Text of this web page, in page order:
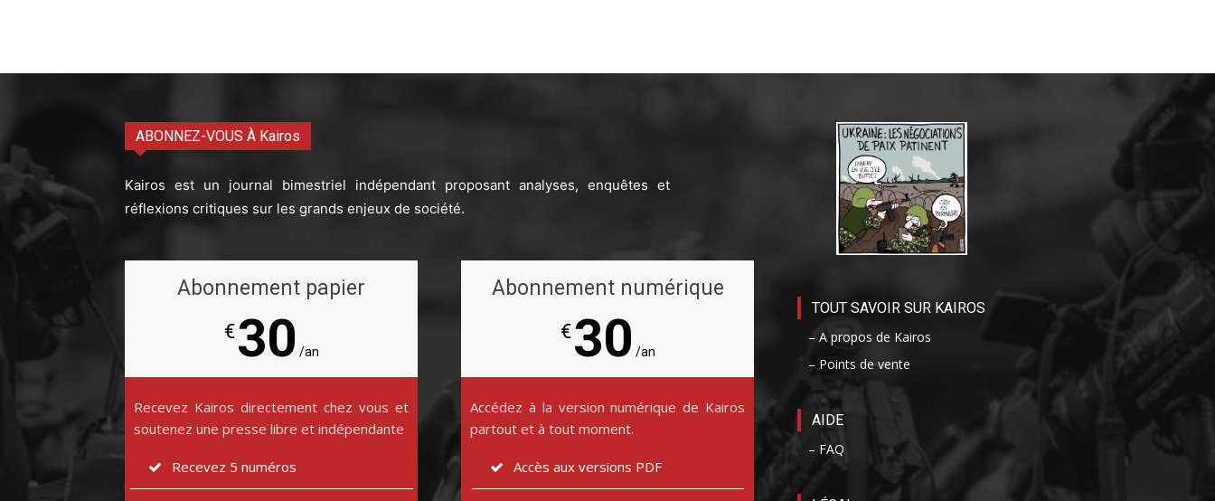
ABONNEZ-VOUS À Kairos
Kairos est un journal bimestriel indépendant proposant analyses, enquêtes et
réflexions critiques sur les grands enjeux de société.
Abonnement papier
€30 /an
Recevez Kairos directement chez vous et
soutenez une presse libre et indépendante
Recevez 5 numéros
Abonnement numérique
€30 /an
Accédez à la version numérique de Kairos
partout et à tout moment.
Accès aux versions PDF
TOUT SAVOIR SUR KAIROS
– A propos de Kairos
– Points de vente
AIDE
– FAQ